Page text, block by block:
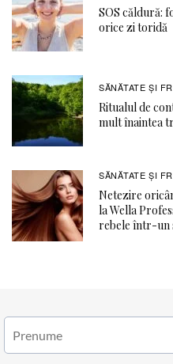
SOS căldură:
orice zi toridă
SĂNĂTATE ŞI
Ritualul de
mult înaintea
SĂNĂTATE ŞI
Netezire
la Wella
rebele într-un